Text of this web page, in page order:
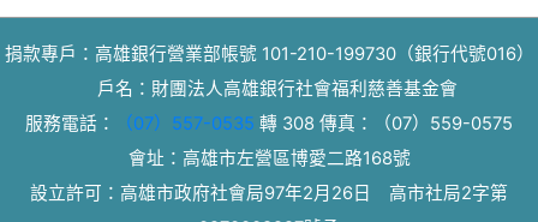
捐款專戶：高雄銀行營業部帳號 101-210-199730（銀行代號016）
戶名：財團法人高雄銀行社會福利慈善基金會
服務電話：
（07）557-0535 轉 308 傳真：
（07）559-0575
會址：高雄市左營區博愛二路168號
設立許可：高雄市政府社會局97年2月26日 高市社局2字第